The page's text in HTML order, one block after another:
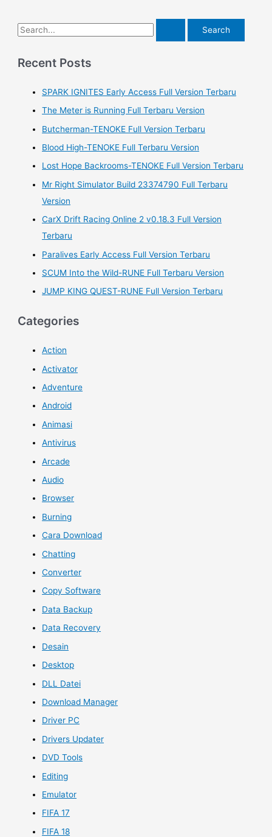
S
a
Recent Posts
SPARK IGNITES Early Access Full Version Terbaru
The Meter is Running Full Terbaru Version
Butcherman-TENOKE Full Version Terbaru
Blood High-TENOKE Full Terbaru Version
Lost Hope Backrooms-TENOKE Full Version Terbaru
Mr Right Simulator Build 23374790 Full Terbaru
Version
CarX Drift Racing Online 2 v0.18.3 Full Version
Terbaru
Paralives Early Access Full Version Terbaru
SCUM Into the Wild-RUNE Full Terbaru Version
JUMP KING QUEST-RUNE Full Version Terbaru
Categories
Action
Activator
Adventure
Android
Animasi
Antivirus
Arcade
Audio
Browser
Burning
Cara Download
Chatting
Converter
Copy Software
Data Backup
Data Recovery
Desain
Desktop
DLL Datei
Download Manager
Driver PC
Drivers Updater
DVD Tools
Editing
Emulator
FIFA 17
FIFA 18